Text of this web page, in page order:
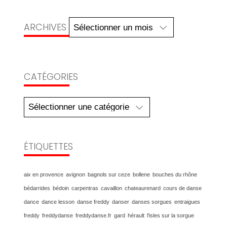
ARCHIVES
Archives
CATÉGORIES
Catégories
ÉTIQUETTES
aix en provence avignon bagnols sur ceze bollene bouches du rhône
bédarrides bédoin carpentras cavaillon chateaurenard cours de danse
dance dance lesson danse freddy danser danses sorgues entraigues
freddy freddydanse freddydanse.fr gard hérault l'isles sur la sorgue